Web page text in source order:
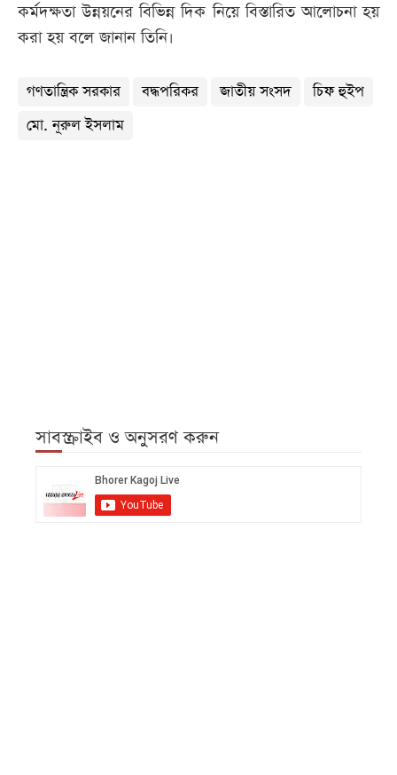
কর্মদক্ষতা উন্নয়নের বিভিন্ন দিক নিয়ে বিস্তারিত আলোচনা হয়
করা হয় বলে জানান তিনি।
গণতান্ত্রিক সরকার বদ্ধপরিকর জাতীয় সংসদ
চিফ হুইপ
মো. নূরুল ইসলাম
সাবস্ক্রাইব ও অনুসরণ করুন